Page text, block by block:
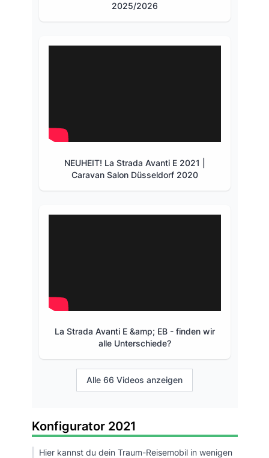
2025/2026
NEUHEIT! La Strada Avanti E 2021 |
Caravan Salon Düsseldorf 2020
La Strada Avanti E &amp; EB - finden wir
alle Unterschiede?
Alle 66 Videos anzeigen
Konfigurator 2021
Hier kannst du dein Traum-Reisemobil in wenigen